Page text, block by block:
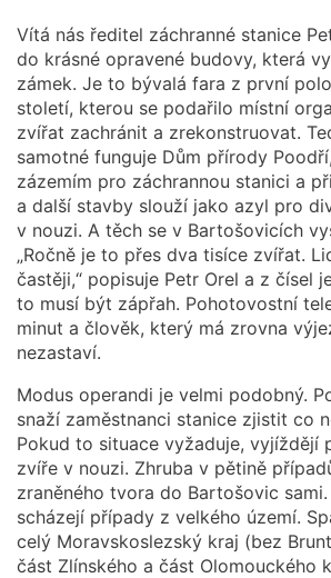
Vítá nás ředitel záchranné stanice
do krásné opravené budovy, která
zámek. Je to bývalá fara z první
století, kterou se podařilo místní
zvířat zachránit a zrekonstruovat.
samotné funguje Dům přírody
zázemím pro záchrannou stanici a
a další stavby slouží jako azyl pro
v nouzi. A těch se v Bartošovicích
„Ročně je to přes dva tisíce zvířat.
častěji,“ popisuje Petr Orel a z čísel
to musí být zápřah. Pohotovostní
minut a člověk, který má zrovna
nezastaví.
Modus operandi je velmi podobný.
snaží zaměstnanci stanice zjistit co
Pokud to situace vyžaduje, vyjíždějí
zvíře v nouzi. Zhruba v pětině
zraněného tvora do Bartošovic
scházejí případy z velkého území.
celý Moravskoslezský kraj (bez
část Zlínského a část Olomouckého